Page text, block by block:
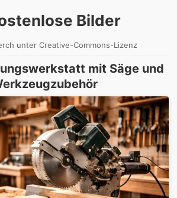
Bilder
unter Creative-Commons-Lizenz
mit Säge und